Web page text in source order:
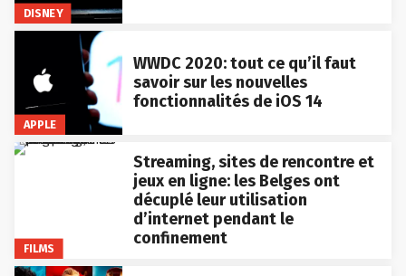
DISNEY
APPLE
WWDC 2020: tout ce qu’il faut
savoir sur les nouvelles
fonctionnalités de iOS 14
FILMS
Streaming, sites de rencontre et
jeux en ligne: les Belges ont
décuplé leur utilisation
d’internet pendant le
confinement